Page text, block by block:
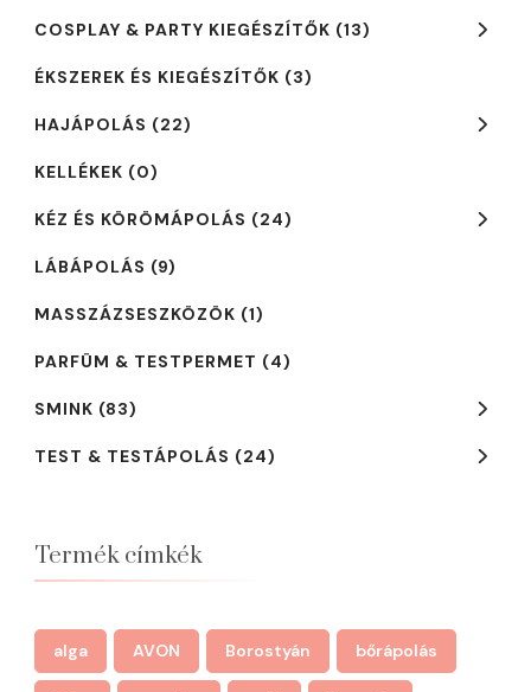
COSPLAY & PARTY KIEGÉSZÍTŐK (13)
ÉKSZEREK ÉS KIEGÉSZÍTŐK (3)
HAJÁPOLÁS (22)
KELLÉKEK (0)
KÉZ ÉS KÖRÖMÁPOLÁS (24)
LÁBÁPOLÁS (9)
MASSZÁZSESZKÖZÖK (1)
PARFÜM & TESTPERMET (4)
SMINK (83)
TEST & TESTÁPOLÁS (24)
Termék címkék
alga AVON Borostyán bőrápolás